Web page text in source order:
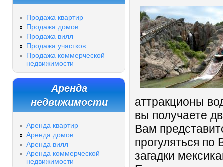
Продажа квартир
Продажа домов
Продажа вилл
Продажа участков
Продажа коммерческой
недвижимости
Аренда
недвижимости
Аренда квартир
Аренда домов
Аренда вилл
Аренда коммерческой
недвижимости
аттракционы
вы получаете
Вам
прогуляться по
загадки